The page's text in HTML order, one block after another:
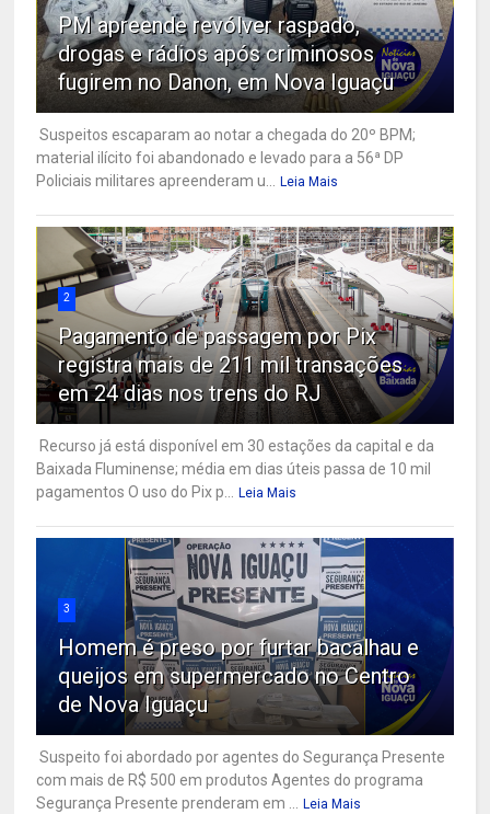
PM apreende revólver raspado,
drogas e rádios após criminosos
fugirem no Danon, em Nova Iguaçu
Suspeitos escaparam ao notar a chegada do 20º BPM;
material ilícito foi abandonado e levado para a 56ª DP
Policiais militares apreenderam u... Leia Mais
2
Pagamento de passagem por Pix
registra mais de 211 mil transações
em 24 dias nos trens do RJ
Recurso já está disponível em 30 estações da capital e da
Baixada Fluminense; média em dias úteis passa de 10 mil
pagamentos O uso do Pix p... Leia Mais
3
Homem é preso por furtar bacalhau e
queijos em supermercado no Centro
de Nova Iguaçu
Suspeito foi abordado por agentes do Segurança Presente
com mais de R$ 500 em produtos Agentes do programa
Segurança Presente prenderam em ... Leia Mais